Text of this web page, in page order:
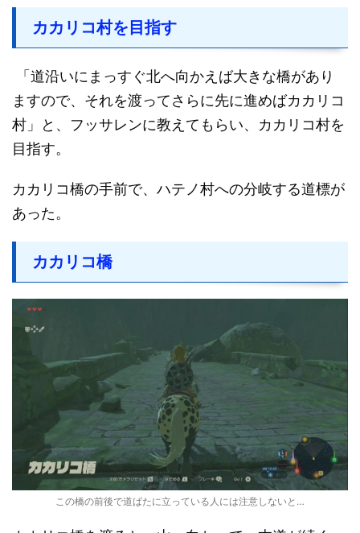
カカリコ村を目指す
「道沿いにまっすぐ北へ向かえば大きな橋があり
ますので、それを渡ってさらに先に進めばカカリコ
村」と、フッサレンに教えてもらい、カカリコ村を
目指す。
カカリコ橋の手前で、ハテノ村への分岐する道標が
あった。
カカリコ橋
この橋の前後で道ばたに立っている人には注意しないと…